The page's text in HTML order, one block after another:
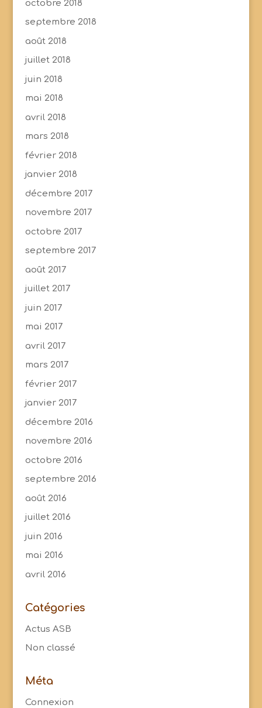
octobre 2018
septembre 2018
août 2018
juillet 2018
juin 2018
mai 2018
avril 2018
mars 2018
février 2018
janvier 2018
décembre 2017
novembre 2017
octobre 2017
septembre 2017
août 2017
juillet 2017
juin 2017
mai 2017
avril 2017
mars 2017
février 2017
janvier 2017
décembre 2016
novembre 2016
octobre 2016
septembre 2016
août 2016
juillet 2016
juin 2016
mai 2016
avril 2016
Catégories
Actus ASB
Non classé
Méta
Connexion